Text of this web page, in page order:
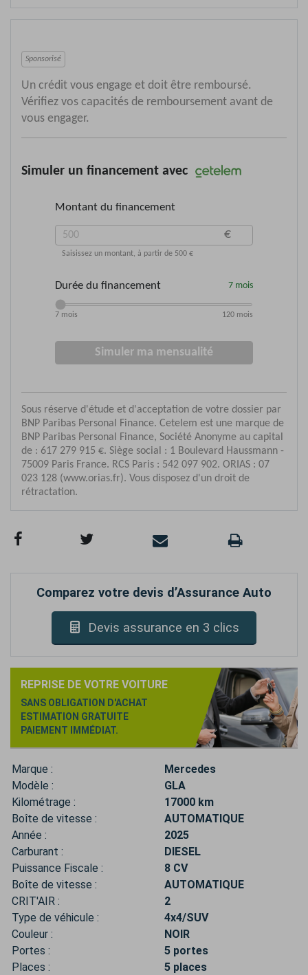
Comparez votre devis d’Assurance Auto
Devis assurance en 3 clics
REPRISE DE VOTRE VOITURE
SANS OBLIGATION D'ACHAT
ESTIMATION GRATUITE
PAIEMENT IMMÉDIAT.
Marque :
Mercedes
Modèle :
GLA
Kilométrage :
17000 km
Boîte de vitesse :
AUTOMATIQUE
Année :
2025
Carburant :
DIESEL
Puissance Fiscale :
8 CV
Boîte de vitesse :
AUTOMATIQUE
CRIT'AIR :
2
Type de véhicule :
4x4/SUV
Couleur :
NOIR
Portes :
5 portes
Places :
5 places